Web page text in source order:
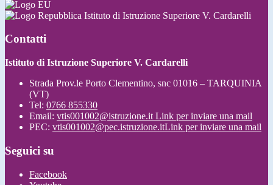
Istituto di Istruzione Superiore V. Cardarelli
Contatti
Istituto di Istruzione Superiore V. Cardarelli
Strada Prov.le Porto Clementino, snc 01016 – TARQUINIA
(VT)
Tel: 0766 855330
Email: vtis001002@istruzione.it Link per inviare una mail
PEC: vtis001002@pec.istruzione.itLink per inviare una mail
Seguici su
Facebook